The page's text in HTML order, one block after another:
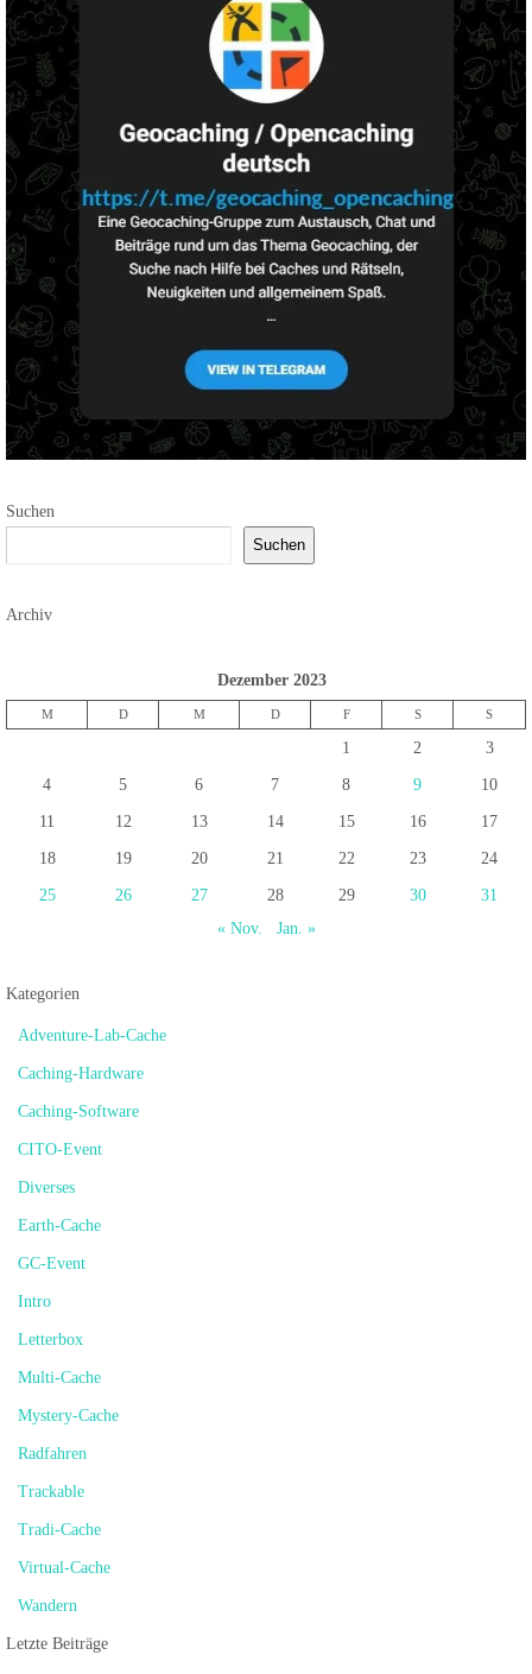
Suchen
Suchen
Archiv
Dezember 2023
M D M D F S S
1 2 3
4 5 6 7 8 9 10
11 12 13 14 15 16 17
18 19 20 21 22 23 24
25 26 27 28 29 30
31
« Nov.
Jan. »
Kategorien
Adventure-Lab-Cache
Caching-Hardware
Caching-Software
CITO-Event
Diverses
Earth-Cache
GC-Event
Intro
Letterbox
Multi-Cache
Mystery-Cache
Radfahren
Trackable
Tradi-Cache
Virtual-Cache
Wandern
Letzte Beiträge